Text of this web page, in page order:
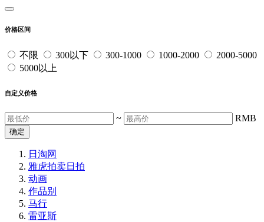
价格区间
不限 300以下 300-1000 1000-2000
2000-5000
5000以上
自定义价格
~ RMB
确定
日淘网
雅虎拍卖日拍
动画
作品别
马行
雷亚斯